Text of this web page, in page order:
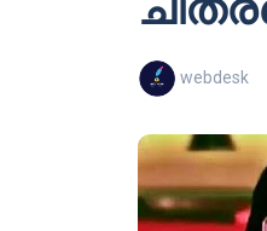
webdesk